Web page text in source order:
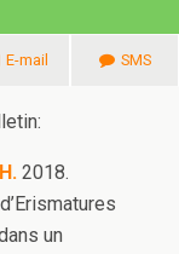
E-mail SMS
2018.
un